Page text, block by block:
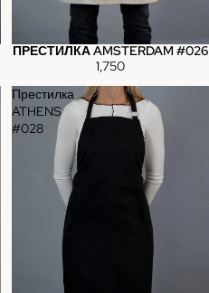
ПРЕСТИЛКА AMSTERDAM #026
1,750
Престилка
ATHENS
#028